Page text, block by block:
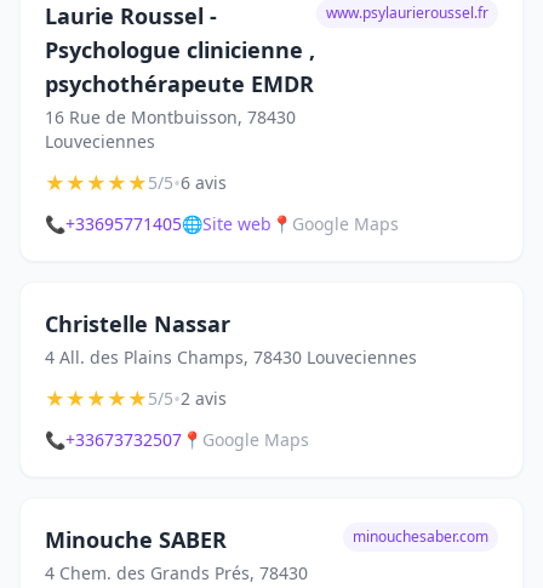
Laurie Roussel -
Psychologue clinicienne ,
psychothérapeute EMDR
16 Rue de Montbuisson, 78430
Louveciennes
www.psylaurieroussel.fr
★★★★★5/5•6 avis
📞+33695771405🌐Site web 📍 Google Maps
Christelle Nassar
4 All. des Plains Champs, 78430 Louveciennes
★★★★★5/5•2 avis
📞+33673732507 📍 Google Maps
Minouche SABER
4 Chem. des Grands Prés, 78430
minouchesaber.com